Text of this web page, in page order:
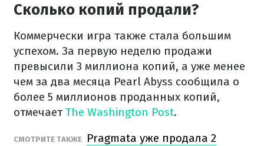
Сколько копий продали?
Коммерчески игра также стала большим
успехом. За первую неделю продажи
превысили 3 миллиона копий, а уже менее
чем за два месяца Pearl Abyss сообщила о
более 5 миллионов проданных копий,
отмечаетThe Washington Post.
СМОТРИТЕ ТАКЖЕ
Pragmata уже продала 2